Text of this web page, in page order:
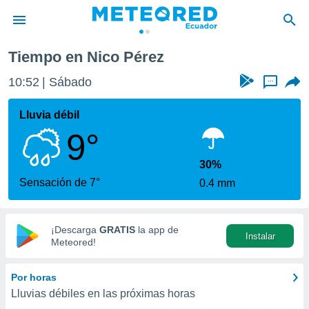
de
ha
para
que se
calidad.
a este
las
y
digital
basada
Tiempo en Nico Pérez
10:52 Sábado ...
Lluvia débil
9°
Sensación de 7°
30%
0.4 mm
¡Descarga GRATIS la app de
Meteored!
Instalar
Por horas
Lluvias débiles en las próximas horas